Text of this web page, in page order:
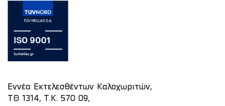
Εννέα Εκτελεσθέντων Καλοχωριτών,
ΤΘ 1314, Τ.Κ. 570 09,